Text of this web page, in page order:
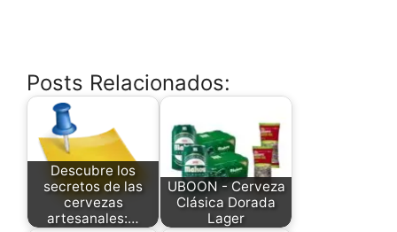
Posts Relacionados:
Descubre los
secretos de las
cervezas
artesanales:…
UBOON - Cerveza
Clásica Dorada
Lager